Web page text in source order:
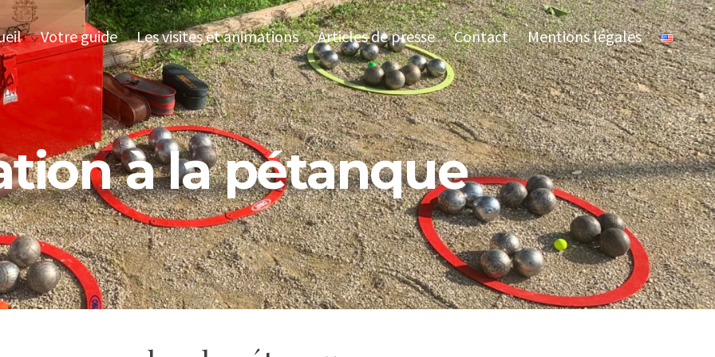
Votre guide Les visites et animations Articles de presse Contact Mentions légales
à la pétanque